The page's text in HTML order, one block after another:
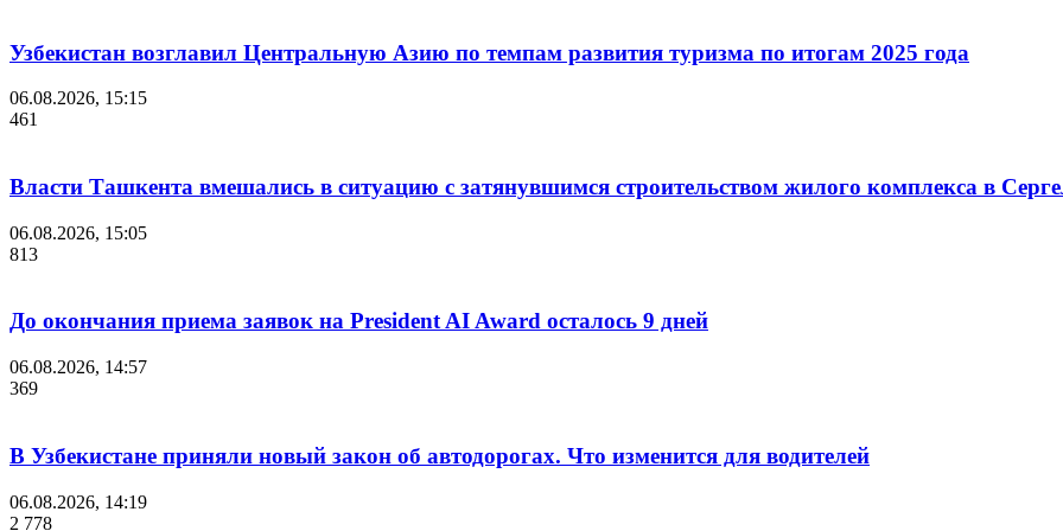
Узбекистан возглавил Центральную Азию по темпам развития туризма по итогам 2025 года
06.08.2026, 15:15
461
Власти Ташкента вмешались в ситуацию с затянувшимся строительством жилого комплекса в
06.08.2026, 15:05
813
До окончания приема заявок на President AI Award осталось 9 дней
06.08.2026, 14:57
369
В Узбекистане приняли новый закон об автодорогах. Что изменится для водителей
06.08.2026, 14:19
2 778